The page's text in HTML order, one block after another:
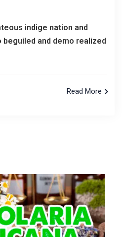
indige nation and
and demo realized
Read More